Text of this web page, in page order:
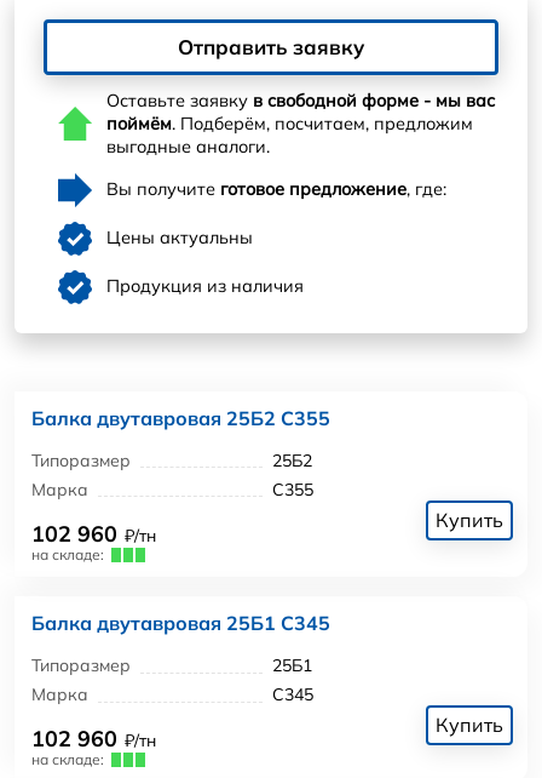
Отправить заявку
Оставьте заявку в свободной форме - мы вас
поймём. Подберём, посчитаем, предложим
выгодные аналоги.
Вы получите готовое предложение, где:
Цены актуальны
Продукция из наличия
Балка двутавровая 25Б2 С355
Типоразмер
25Б2
Марка
С355
102 960 ₽/тн
на складе:
Купить
Балка двутавровая 25Б1 С345
Типоразмер
25Б1
Марка
С345
102 960 ₽/тн
на складе:
Купить